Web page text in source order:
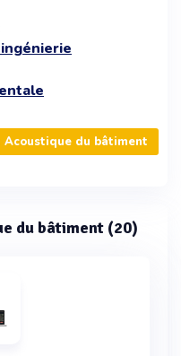
Acoustique du bâtiment
du bâtiment (20)